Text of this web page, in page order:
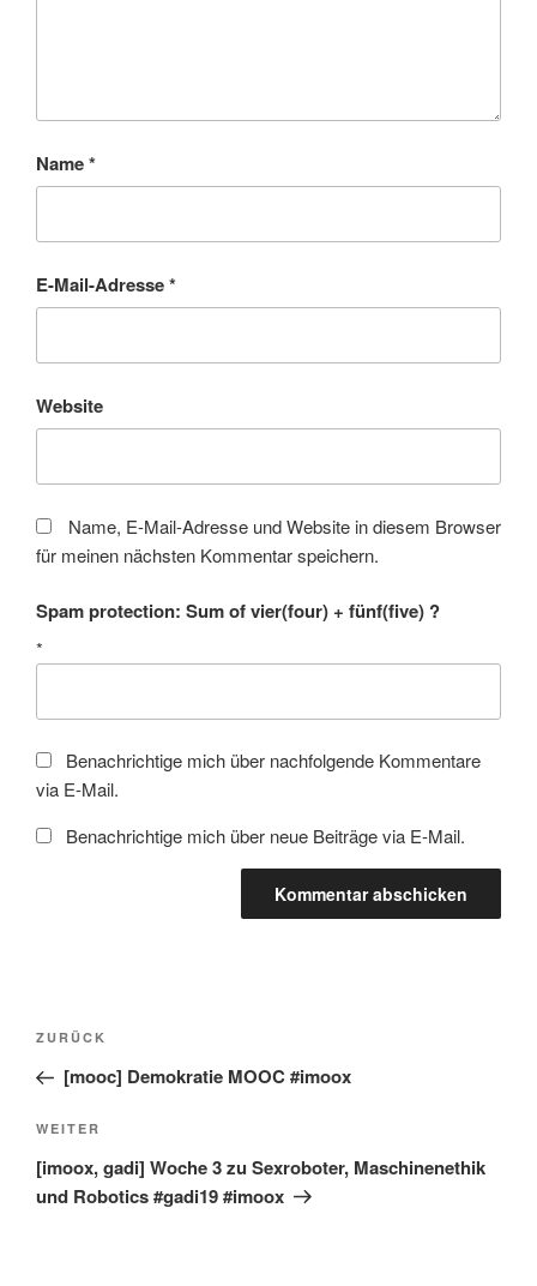
Name*
E-Mail-Adresse*
Website
Name, E-Mail-Adresse und Website in diesem Browser
für meinen nächsten Kommentar speichern.
Spam protection: Sum of vier(four) + fünf(five) ?
*
Benachrichtige mich über nachfolgende Kommentare
via E-Mail.
Benachrichtige mich über neue Beiträge via E-Mail.
Beitragsnavigation
Vorheriger
Beitrag
ZURÜCK
[mooc] Demokratie MOOC #imoox
Nächster
Beitrag
WEITER
[imoox, gadi] Woche 3 zu Sexroboter, Maschinenethik
und Robotics #gadi19 #imoox